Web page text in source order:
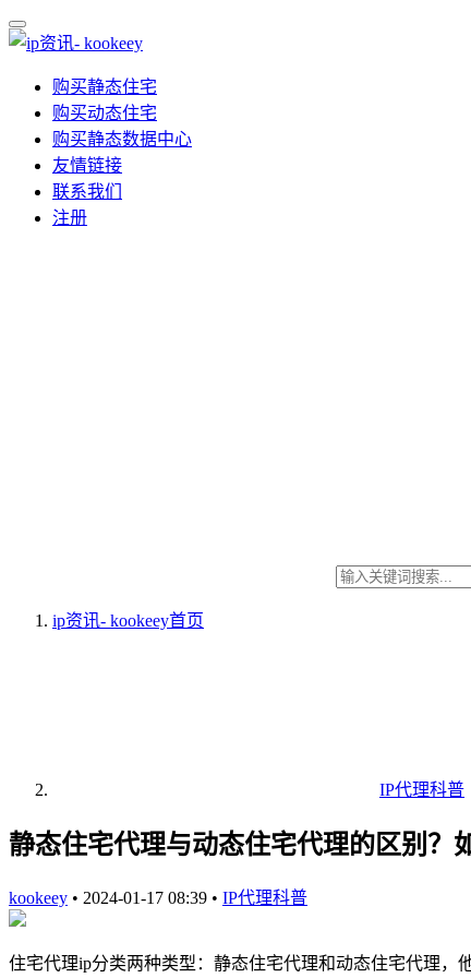
购买静态住宅
购买动态住宅
购买静态数据中心
友情链接
联系我们
注册
ip资讯- kookeey首页
IP代理科普
静态住宅代理与动态住宅代理的区别？
kookeey • 2024-01-17 08:39 • IP代理科普
住宅代理ip分类两种类型：静态住宅代理和动态住宅代理